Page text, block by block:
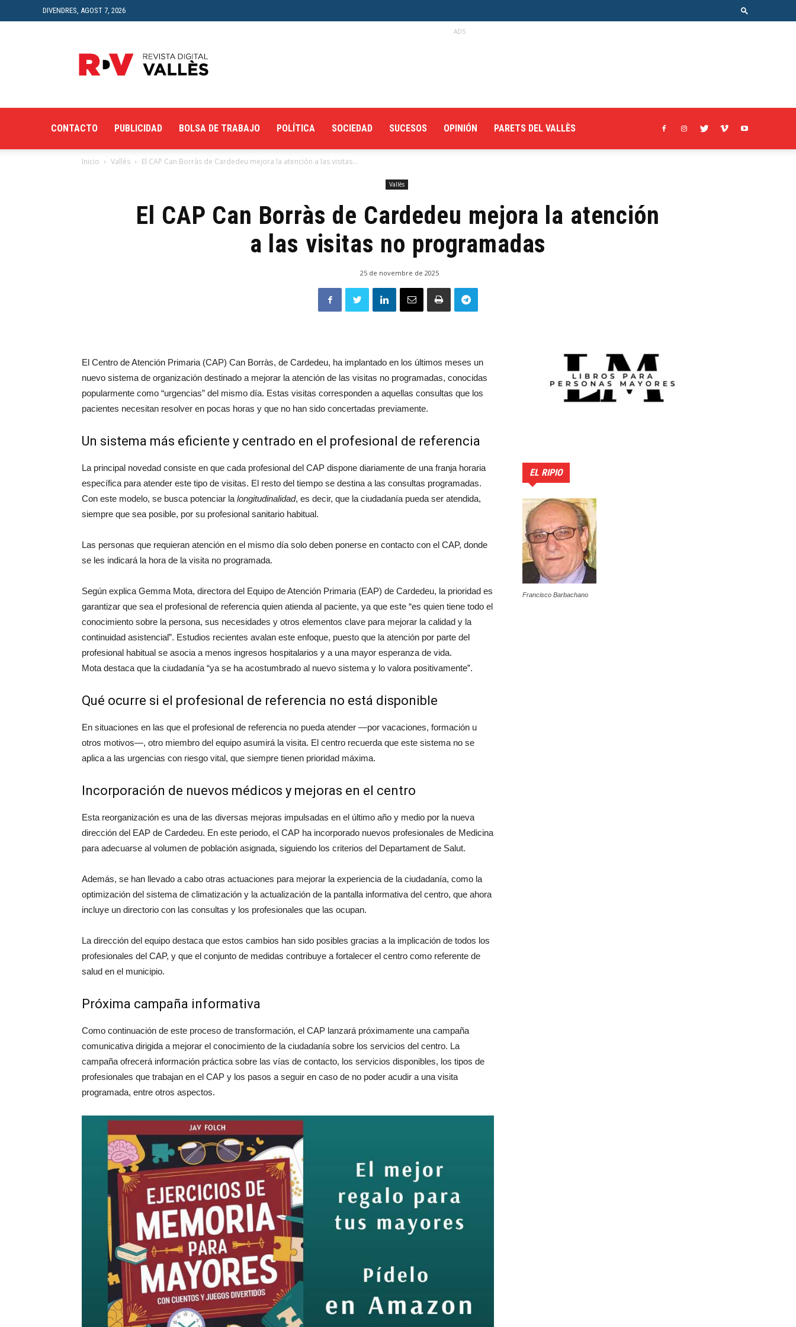
DIVENDRES, AGOST 7, 2026
Digital
del
ADS
CONTACTO PUBLICIDAD BOLSA DE TRABAJO POLÍTICA SOCIEDAD SUCESOS OPINIÓN PARETS DEL VALLÈS
Inicio Vallès El CAP Can Borràs de Cardedeu mejora la atención a las visitas...
Vallès
El CAP Can Borràs de Cardedeu mejora la atención
a las visitas no programadas
25 de novembre de 2025
El Centro de Atención Primaria (CAP) Can Borràs, de Cardedeu, ha implantado en los últimos meses un
nuevo sistema de organización destinado a mejorar la atención de las visitas no programadas, conocidas
popularmente como “urgencias” del mismo día. Estas visitas corresponden a aquellas consultas que los
pacientes necesitan resolver en pocas horas y que no han sido concertadas previamente.
Un sistema más eficiente y centrado en el profesional de referencia
La principal novedad consiste en que cada profesional del CAP dispone diariamente de una franja horaria
específica para atender este tipo de visitas. El resto del tiempo se destina a las consultas programadas.
Con este modelo, se busca potenciar la longitudinalidad, es decir, que la ciudadanía pueda ser atendida,
siempre que sea posible, por su profesional sanitario habitual.
Las personas que requieran atención en el mismo día solo deben ponerse en contacto con el CAP, donde
se les indicará la hora de la visita no programada.
Según explica Gemma Mota, directora del Equipo de Atención Primaria (EAP) de Cardedeu, la prioridad es
garantizar que sea el profesional de referencia quien atienda al paciente, ya que este “es quien tiene todo el
conocimiento sobre la persona, sus necesidades y otros elementos clave para mejorar la calidad y la
continuidad asistencial”. Estudios recientes avalan este enfoque, puesto que la atención por parte del
profesional habitual se asocia a menos ingresos hospitalarios y a una mayor esperanza de vida.
Mota destaca que la ciudadanía “ya se ha acostumbrado al nuevo sistema y lo valora positivamente”.
Qué ocurre si el profesional de referencia no está disponible
En situaciones en las que el profesional de referencia no pueda atender —por vacaciones, formación u
otros motivos—, otro miembro del equipo asumirá la visita. El centro recuerda que este sistema no se
aplica a las urgencias con riesgo vital, que siempre tienen prioridad máxima.
Incorporación de nuevos médicos y mejoras en el centro
Esta reorganización es una de las diversas mejoras impulsadas en el último año y medio por la nueva
dirección del EAP de Cardedeu. En este periodo, el CAP ha incorporado nuevos profesionales de Medicina
para adecuarse al volumen de población asignada, siguiendo los criterios del Departament de Salut.
Además, se han llevado a cabo otras actuaciones para mejorar la experiencia de la ciudadanía, como la
optimización del sistema de climatización y la actualización de la pantalla informativa del centro, que ahora
incluye un directorio con las consultas y los profesionales que las ocupan.
La dirección del equipo destaca que estos cambios han sido posibles gracias a la implicación de todos los
profesionales del CAP, y que el conjunto de medidas contribuye a fortalecer el centro como referente de
salud en el municipio.
Próxima campaña informativa
Como continuación de este proceso de transformación, el CAP lanzará próximamente una campaña
comunicativa dirigida a mejorar el conocimiento de la ciudadanía sobre los servicios del centro. La
campaña ofrecerá información práctica sobre las vías de contacto, los servicios disponibles, los tipos de
profesionales que trabajan en el CAP y los pasos a seguir en caso de no poder acudir a una visita
programada, entre otros aspectos.
EL RIPIO
Francisco Barbachano